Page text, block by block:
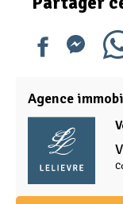
Agence